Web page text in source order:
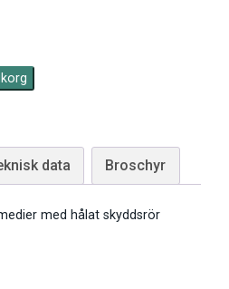
data Broschyr
med hålat skyddsrör